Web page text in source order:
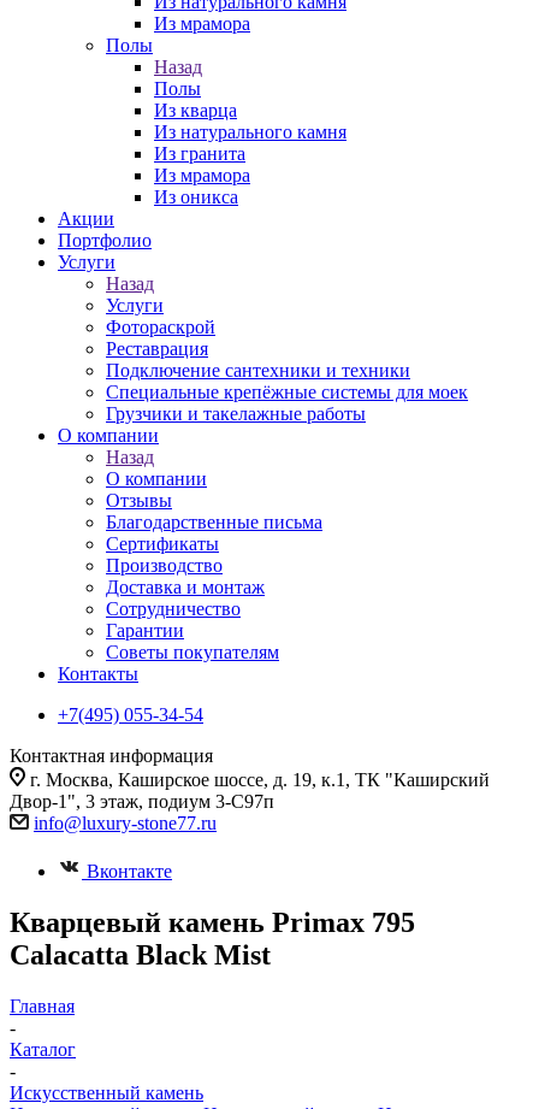
Из мрамора
Полы
Назад
Полы
Из кварца
Из натурального камня
Из гранита
Из мрамора
Из оникса
Акции
Портфолио
Услуги
Назад
Услуги
Фотораскрой
Реставрация
Подключение сантехники и техники
Специальные крепёжные системы для моек
Грузчики и такелажные работы
О компании
Назад
О компании
Отзывы
Благодарственные письма
Сертификаты
Производство
Доставка и монтаж
Сотрудничество
Гарантии
Советы покупателям
Контакты
+7(495) 055-34-54
Контактная информация
г. Москва, Каширское шоссе, д. 19, к.1, ТК "Каширский
Двор-1", 3 этаж, подиум 3-С97п
info@luxury-stone77.ru
Вконтакте
Кварцевый камень Primax 795
Calacatta Black Mist
Главная
-
Каталог
-
Искусственный камень